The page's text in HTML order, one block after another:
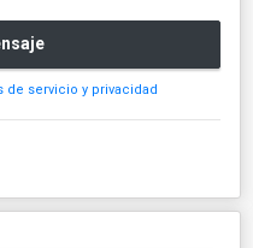
de servicio y privacidad